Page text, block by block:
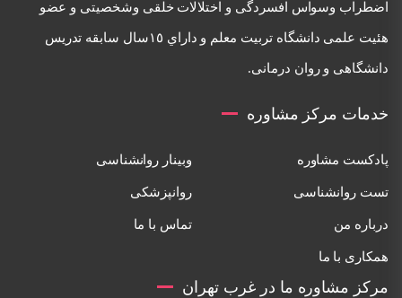
اضطراب وسواس افسردگی و اختلالات خلقی وشخصيتی و عضو
هئيت علمی دانشگاه تربيت معلم و داراي ١٥سال سابقه تدريس
دانشگاهی و روان درمانی.
خدمات مرکز مشاوره
پادکست مشاوره وبینار روانشناسی
تست روانشناسی روانپزشکی
درباره من تماس با ما
همکاری با ما
مرکز مشاوره ما در غرب تهران